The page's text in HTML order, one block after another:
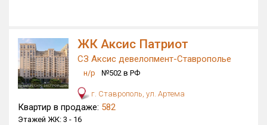
ЖК Аксис Патриот
СЗ Аксис девелопмент-Ставрополье
н/р №502 в РФ
г. Ставрополь, ул. Артема
Квартир в продаже: 582
Этажей ЖК: 3 - 16